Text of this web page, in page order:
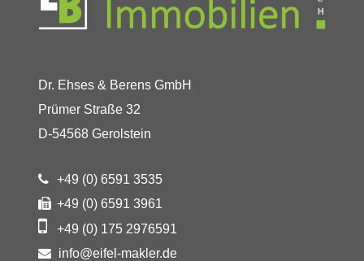
Dr. Ehses & Berens GmbH
Prümer Straße 32
D-54568 Gerolstein
+49 (0) 6591 3535
+49 (0) 6591 3961
+49 (0) 175 2976591
info@eifel-makler.de